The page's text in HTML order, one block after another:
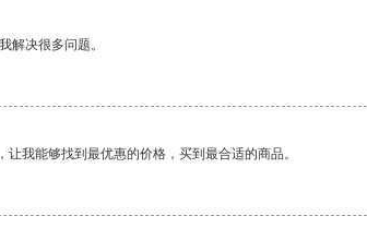
解决很多问题。
我能够找到最优惠的价格，买到最合适的商品。